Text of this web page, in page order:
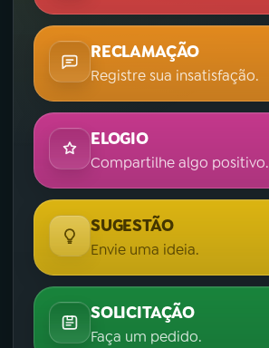
RECLAMAÇÃO
Registre sua insatisfação.
ELOGIO
Compartilhe algo positivo.
SUGESTÃO
Envie uma ideia.
SOLICITAÇÃO
Faça um pedido.